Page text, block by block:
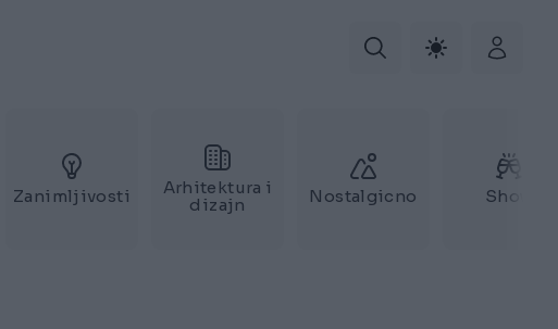
Zanimljivosti
Arhitektura i
dizajn
Nostalgicno Show